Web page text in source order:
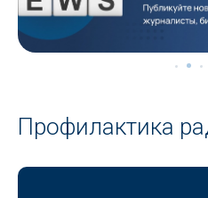
Профилактика